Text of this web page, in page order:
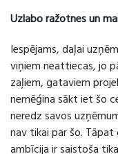
Uzlabo ražotnes un
Iespējams, daļai
viņiem neattiecas, jo
zaļiem, gataviem
nemēģina sākt iet šo
neredz savos
nav tikai par šo.
ambīcija ir saistoša